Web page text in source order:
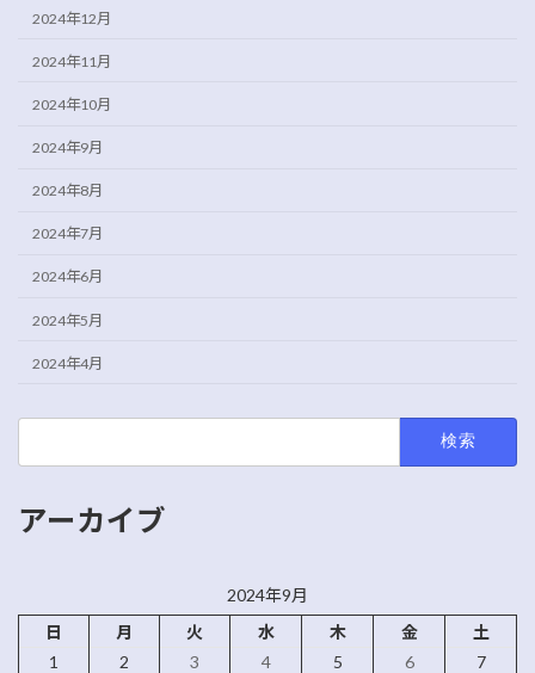
2024年12月
2024年11月
2024年10月
2024年9月
2024年8月
2024年7月
2024年6月
2024年5月
2024年4月
アーカイブ
2024年9月
日
月 火 水 木 金
土
1
2 3 4 5 6
7